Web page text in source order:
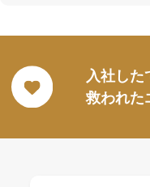
入社した
救われた